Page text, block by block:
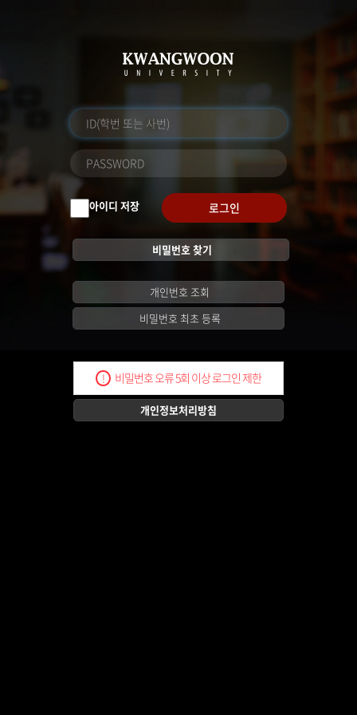
아이디 저장 로그인
비밀번호 찾기
개인번호 조회
비밀번호 최초 등록
! 비밀번호 오류 5회 이상 로그인 제한
개인정보처리방침